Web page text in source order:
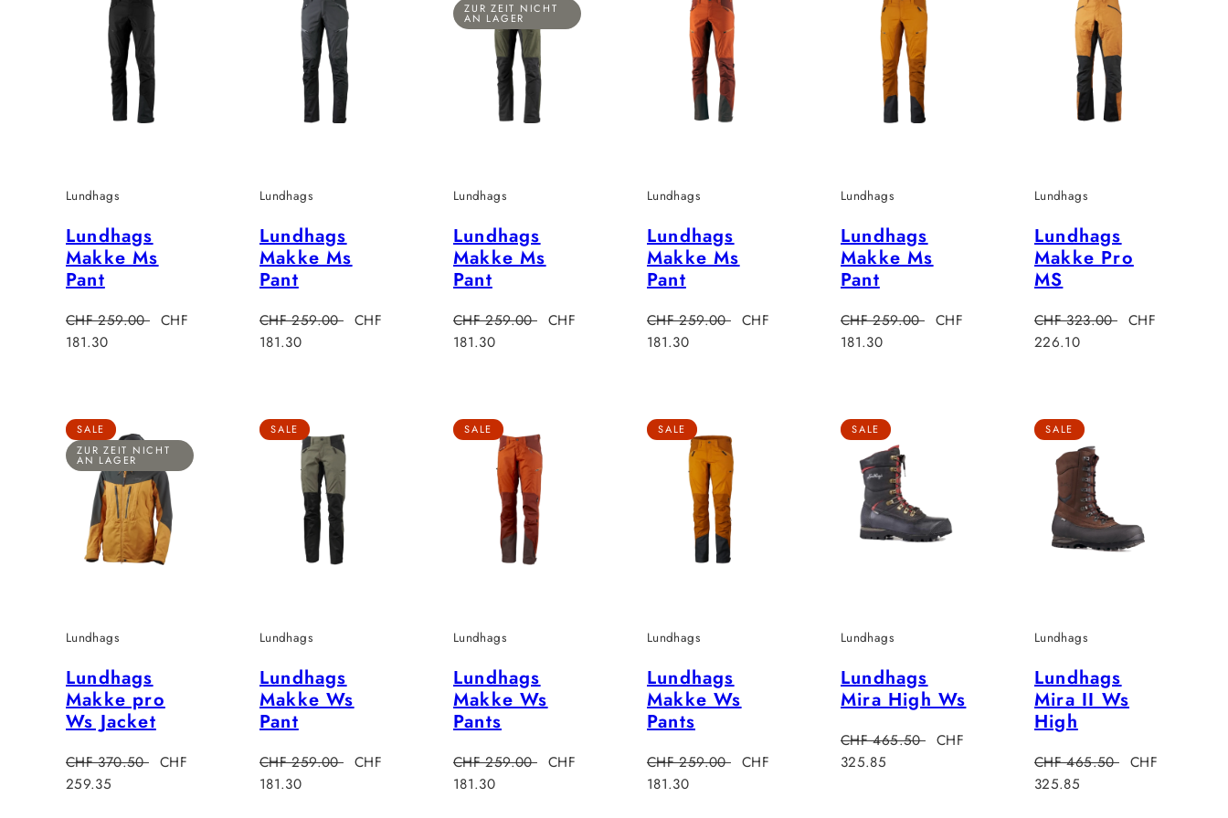
Lundhags
Lundhags
Makke Ms
Pant
Regulärer
Preis
CHF 259.00 Verkaufspreis
CHF
181.30
Lundhags
Lundhags
Makke Ms
Pant
Regulärer
Preis
CHF 259.00 Verkaufspreis
CHF
181.30
ZUR ZEIT NICHT
AN LAGER
Lundhags
Lundhags
Makke Ms
Pant
Regulärer
Preis
CHF 259.00 Verkaufspreis
CHF
181.30
Lundhags
Lundhags
Makke Ms
Pant
Regulärer
Preis
CHF 259.00 Verkaufspreis
CHF
181.30
Lundhags
Lundhags
Makke Ms
Pant
Regulärer
Preis
CHF 259.00 Verkaufspreis
CHF
181.30
Lundhags
Lundhags
Makke Pro
MS
Regulärer
Preis
CHF 323.00 Verkaufspreis
CHF
226.10
SALE
ZUR ZEIT NICHT
AN LAGER
Lundhags
Lundhags
Makke pro
Ws Jacket
Regulärer
Preis
CHF 370.50 Verkaufspreis
CHF
259.35
SALE
Lundhags
Lundhags
Makke Ws
Pant
Regulärer
Preis
CHF 259.00 Verkaufspreis
CHF
181.30
SALE
Lundhags
Lundhags
Makke Ws
Pants
Regulärer
Preis
CHF 259.00 Verkaufspreis
CHF
181.30
SALE
Lundhags
Lundhags
Makke Ws
Pants
Regulärer
Preis
CHF 259.00 Verkaufspreis
CHF
181.30
SALE
Lundhags
Lundhags
Mira High Ws
Regulärer
Preis
CHF 465.50 Verkaufspreis
CHF
325.85
SALE
Lundhags
Lundhags
Mira II Ws
High
Regulärer
Preis
CHF 465.50 Verkaufspreis
CHF
325.85